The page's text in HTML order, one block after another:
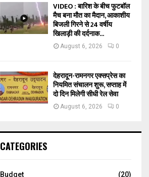
VIDEO : बारिश के बीच फुटबॉल
मैच बना मौत का मैदान, आकाशीय
बिजली गिरने से 24 वर्षीय
खिलाड़ी की दर्दनाक...
August 6, 2026 0
देहरादून-रामनगर एक्सप्रेस का
नियमित संचालन शुरू, सप्ताह में
दो दिन मिलेगी सीधी रेल सेवा
August 6, 2026 0
CATEGORIES
Budget
(20)